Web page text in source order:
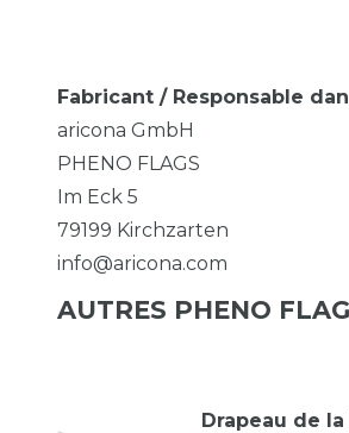
Fabricant / Responsable
aricona GmbH
PHENO FLAGS
Im Eck 5
79199 Kirchzarten
info@aricona.com
AUTRES PHENO
Drapeau de